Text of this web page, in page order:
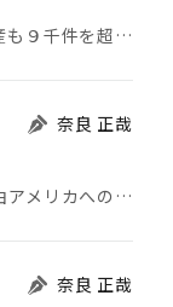
ゼロゼロ融資の麻酔も切れ始めて、２０２３年度、廃業・休業は５万件を数え、倒産も９千件を超えた。対し…
奈良 正哉
中国からの脱出は外資だけではない。中国人も大挙して脱出している。メキシコ経由アメリカへの不法中国移…
奈良 正哉